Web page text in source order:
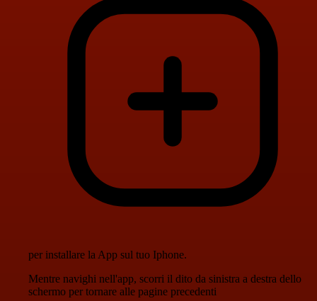
per installare la App sul tuo Iphone.
Mentre navighi nell'app, scorri il dito da sinistra a destra dello
schermo per tornare alle pagine precedenti